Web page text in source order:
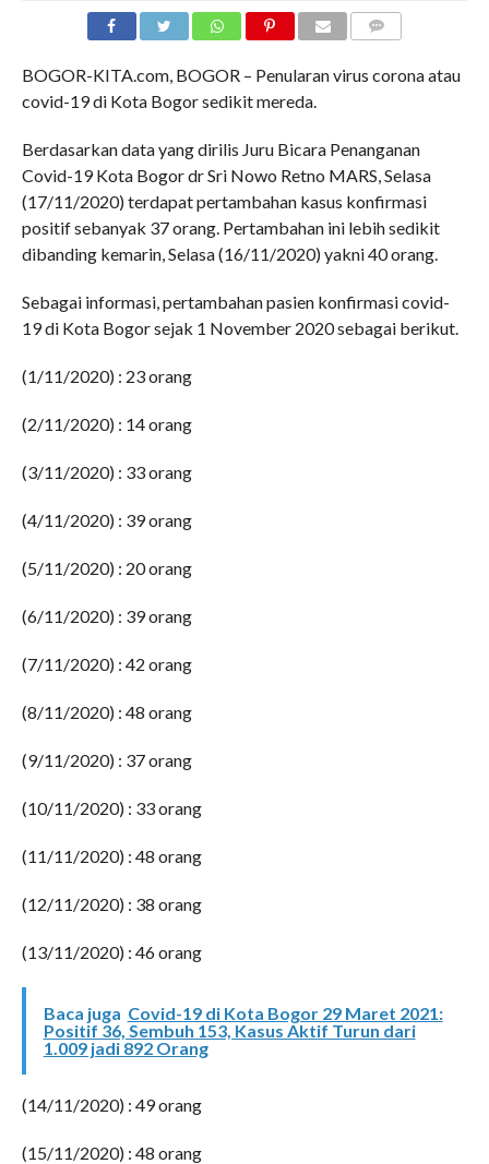
BOGOR-KITA.com, BOGOR – Penularan virus corona atau
covid-19 di Kota Bogor sedikit mereda.
Berdasarkan data yang dirilis Juru Bicara Penanganan
Covid-19 Kota Bogor dr Sri Nowo Retno MARS, Selasa
(17/11/2020) terdapat pertambahan kasus konfirmasi
positif sebanyak 37 orang. Pertambahan ini lebih sedikit
dibanding kemarin, Selasa (16/11/2020) yakni 40 orang.
Sebagai informasi, pertambahan pasien konfirmasi covid-
19 di Kota Bogor sejak 1 November 2020 sebagai berikut.
(1/11/2020) : 23 orang
(2/11/2020) : 14 orang
(3/11/2020) : 33 orang
(4/11/2020) : 39 orang
(5/11/2020) : 20 orang
(6/11/2020) : 39 orang
(7/11/2020) : 42 orang
(8/11/2020) : 48 orang
(9/11/2020) : 37 orang
(10/11/2020) : 33 orang
(11/11/2020) : 48 orang
(12/11/2020) : 38 orang
(13/11/2020) : 46 orang
Baca juga Covid-19 di Kota Bogor 29 Maret 2021:
Positif 36, Sembuh 153, Kasus Aktif Turun dari
1.009 jadi 892 Orang
(14/11/2020) : 49 orang
(15/11/2020) : 48 orang